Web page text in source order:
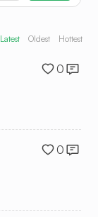
Latest Oldest Hottest
0
0